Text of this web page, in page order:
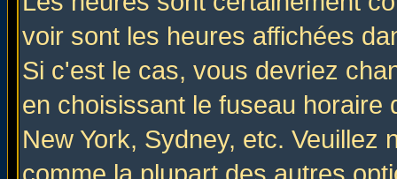
voir sont les heures affichées
Si c'est le cas, vous devriez
en choisissant le fuseau
New York, Sydney, etc. Veuillez